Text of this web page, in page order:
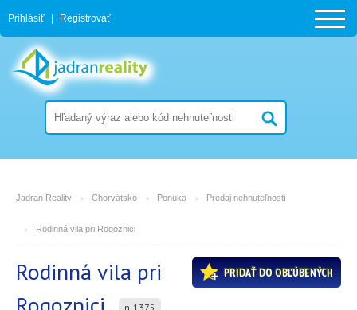
Prihlásiť Registrovať
Jadran Reality Chorvátsko Ponuka Predaj nehnuteľností
Rodinná vila pri Rogoznici
PRIDAŤ DO OBĽÚBENÝCH
Rodinná vila pri
n-1375